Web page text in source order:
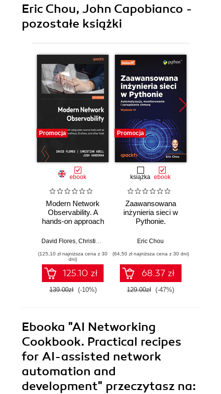
Eric Chou, John Capobianco -
pozostałe książki
Promocja
ebook
Modern Network
Observability. A
hands-on approach
tools such as
Prometheus, and
Grafana
David Flores Christian Adell Josh VanDeraa,
(125,10 zł najniższa cena z 30
dni)
125.10 zł
139.00zł (-10%)
Promocja
książka ebook
Zaawansowana
inżynieria sieci w
Pythonie.
monitorowanie i
chmurą. Wydanie
IV
Eric Chou
(64,50 zł najniższa cena z 30 dni)
68.37 zł
129.00zł (-47%)
Ebooka "AI Networking
Cookbook. Practical recipes
for AI-assisted network
automation and
development" przeczytasz na: